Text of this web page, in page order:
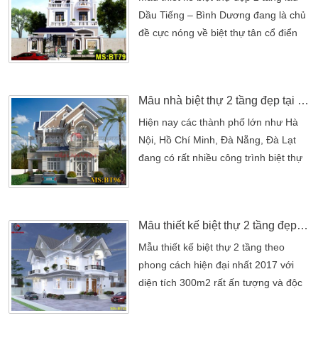
Chí Minh có một lô diện tích đất
10x12m. Mong […]
Dầu Tiếng – Bình Dương đang là chủ
đề cực nóng về biệt thự tân cổ điển
biệt thự tân cổ điển Kiến An Vinh
đánh dấu cột mốc. Công ty bắt đầu đi
vào lĩnh vực thiết kế biệt thự cổ điển
[…]
Mẫu nhà biệt thự 2 tầng đẹp tại Kiên Giang
Hiện nay các thành phố lớn như Hà
Nội, Hồ Chí Minh, Đà Nẵng, Đà Lạt
đang có rất nhiều công trình biệt thự
mong muốn có một ngôi biệt thự cao
cấp và tinh tế giống các vua chúa
ngày xưa. Có nhiều mẫu nhà biệt thự
mang phong […]
Mẫu thiết kế biệt thự 2 tầng đẹp hiện đại 15x20m
Mẫu thiết kế biệt thự 2 tầng theo
phong cách hiện đại nhất 2017 với
diện tích 300m2 rất ấn tượng và độc